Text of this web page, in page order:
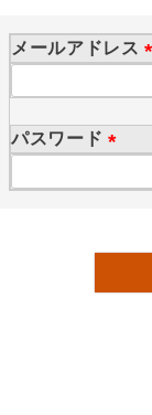
メールアドレス
)
パスワード
必
)